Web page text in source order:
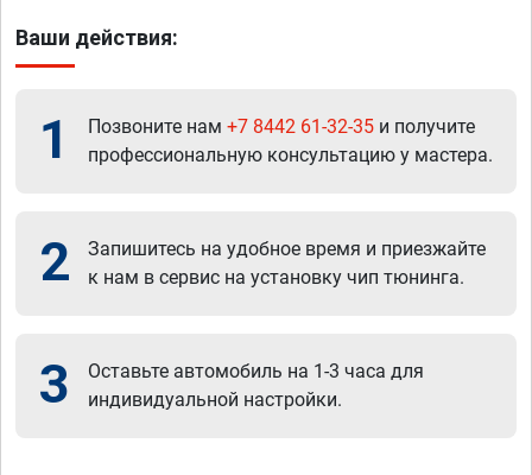
Ваши действия:
1 Позвоните нам +7 8442 61-32-35 и получите
профессиональную консультацию у мастера.
2
Запишитесь на удобное время и приезжайте
к нам в сервис на установку чип тюнинга.
3
Оставьте автомобиль на 1-3 часа для
индивидуальной настройки.